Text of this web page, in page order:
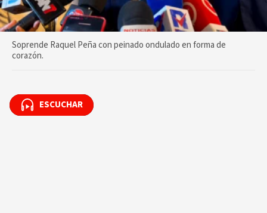
Soprende Raquel Peña con peinado ondulado en forma de
corazón.
ESCUCHAR
ESCUCHAR